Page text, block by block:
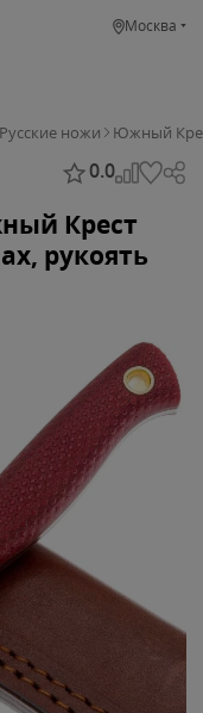
Москва
Русские ножи Южный
0.0
Крест
рукоять